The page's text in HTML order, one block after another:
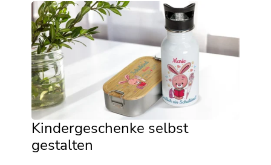
Kindergeschenke selbst
gestalten